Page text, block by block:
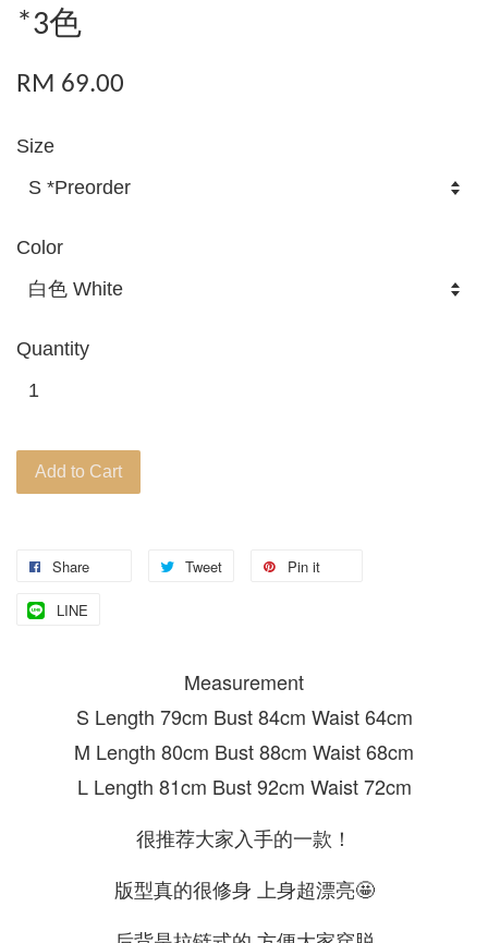
*3色
RM 69.00
Size
Color
Quantity
Add to Cart
Share Tweet Pin it
LINE
Measurement
S Length 79cm Bust 84cm Waist 64cm
M Length 80cm Bust 88cm Waist 68cm
L Length 81cm Bust 92cm Waist 72cm
很推荐大家入手的一款！
版型真的很修身 上身超漂亮🤩